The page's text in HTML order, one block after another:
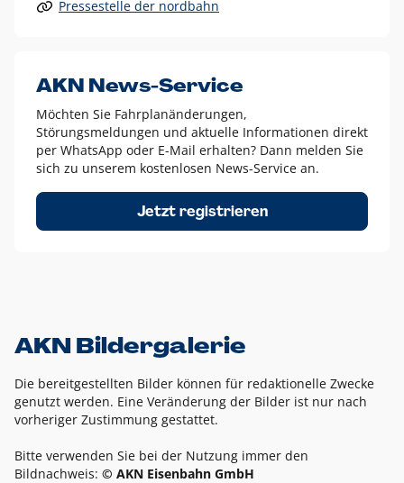
Alle anderen Logo-Varianten dürfen nur in Ausnahmefällen
Diese Ausnahmen sind zum Beispiel:
dem AKN Blau,
weißes Logo auf Fotohintergründen,
schwarzes Logo für reine Schwarz-Weiß-Umsetzungen
Um das Logo herum muss ein Schutzraum von jeweils einer
Höhe bzw. Breite des N aus AKN in alle Richtungen
Pressestelle der nordbahn
AKN News-Service
Möchten Sie Fahrplanänderungen,
Störungsmeldungen und aktuelle Informationen direkt
per WhatsApp oder E-Mail erhalten? Dann melden Sie
sich zu unserem kostenlosen News-Service an.
Jetzt registrieren
AKN Bildergalerie
Die bereitgestellten Bilder können für redaktionelle Zwecke
genutzt werden. Eine Veränderung der Bilder ist nur nach
vorheriger Zustimmung gestattet.
Bitte verwenden Sie bei der Nutzung immer den
Bildnachweis: © AKN Eisenbahn GmbH